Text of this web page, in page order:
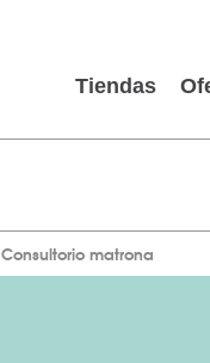
Tiendas
Consultorio matrona